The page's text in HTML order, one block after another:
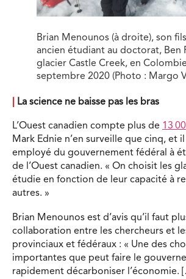
Brian Menounos (à droite), son
ancien étudiant au doctorat, Ben
glacier Castle Creek, en
septembre 2020 (Photo : Margo
La science ne baisse pas les bras
L’Ouest canadien compte plus de 13
Mark Ednie n’en surveille que cinq, et
employé du gouvernement fédéral à
de l’Ouest canadien. « On choisit les
étudie en fonction de leur capacité à
autres. »
Brian Menounos est d’avis qu’il faut
collaboration entre les chercheurs et
provinciaux et fédéraux : « Une des
importantes que peut faire le
rapidement décarboniser l’économie.